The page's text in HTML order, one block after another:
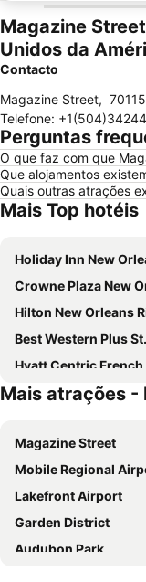
Magazine
Unidos da
Contacto
Magazine Street, 70115
Telefone:
Perguntas
O que faz com que
Que alojamentos
Quais outras atrações
Mais Top hotéis
Holiday Inn New Orleans-downtown
Crowne Plaza New Orleans French Qtr -
Hilton New Orleans
Best Western Plus St.
Hyatt Centric French Quarter
Intercontinental Hotels New
New Orleans Courtyard Hotel by the
Canopy by Hilton New Orleans
Bourbon Orleans
New Orleans Marriott
Drury Plaza Hotel New
Mais atrações -
Magazine Street
Mobile Regional
Lakefront Airport
Garden District
Audubon Park